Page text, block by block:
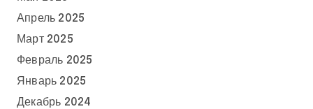
Апрель 2025
Март 2025
Февраль 2025
Январь 2025
Декабрь 2024